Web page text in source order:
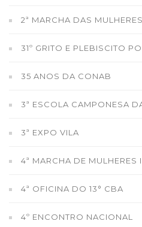
2ª MARCHA DAS
31º GRITO E PLEBISCITO
35 ANOS DA CONAB
3ª ESCOLA CAMPONESA
3ª EXPO VILA
4ª MARCHA DE MULHERES
4ª OFICINA DO 13° CBA
4º ENCONTRO NACIONAL